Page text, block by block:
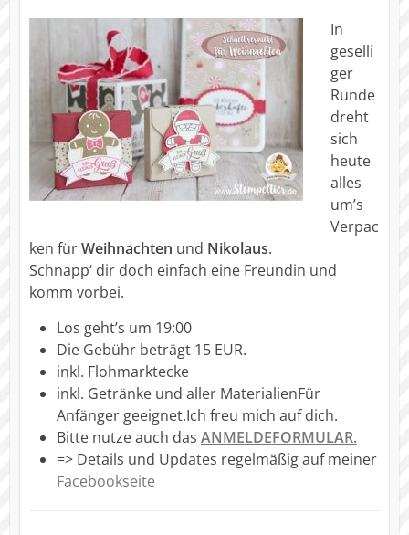
In
geselli
ger
Runde
dreht
sich
heute
alles
um’s
Verpac
ken fürWeihnachten und Nikolaus.
Schnapp‘ dir doch einfach eine Freundin und
komm vorbei.
Los geht’s um 19:00
Die Gebühr beträgt 15 EUR.
inkl. Flohmarktecke
inkl. Getränke und aller MaterialienFür
Anfänger geeignet.Ich freu mich auf dich.
Bitte nutze auch das ANMELDEFORMULAR.
=> Details und Updates regelmäßig auf meiner
Facebookseite